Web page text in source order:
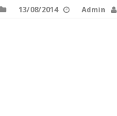
Admin
13/08/2014